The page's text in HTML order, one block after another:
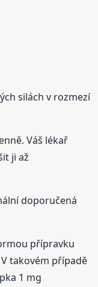
silách v rozmezí
Váš lékař
ji až
doporučená
přípravku
V takovém případě
1 mg